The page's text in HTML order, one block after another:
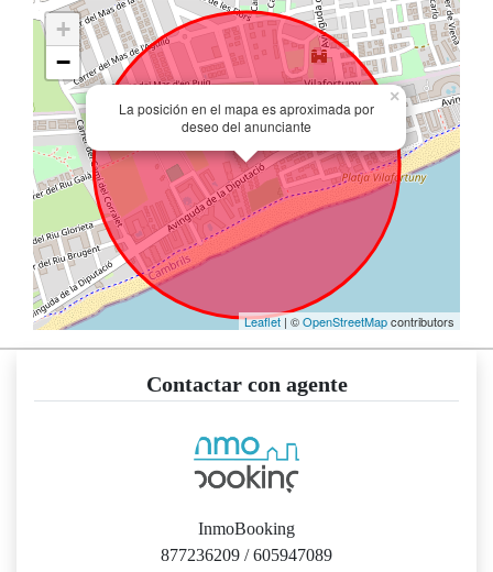
La posición en el mapa es aproximada por
deseo del anunciante
×
+
−
Leaflet| ©OpenStreetMapcontributors
Contactar con agente
InmoBooking
877236209 /605947089